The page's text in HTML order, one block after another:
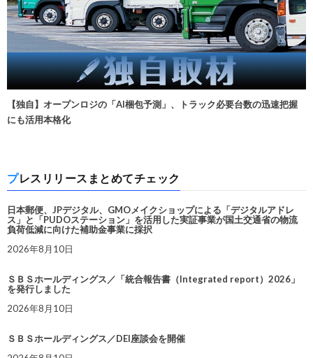
【独自】オープンロジの「AI梱包予測」、トラック必要台数の迅速把握
にも活用本格化
プレスリリースまとめてチェック
日本郵便、JPデジタル、GMOメイクショップによる「デジタルアドレ
ス」と「PUDOステーション」を活用した実証事業が国土交通省の物流
負荷低減に向けた補助金事業に採択
2026年8月10日
ＳＢＳホールディングス／「統合報告書（Integrated report）2026」
を発行しました
2026年8月10日
ＳＢＳホールディングス／DEI座談会を開催